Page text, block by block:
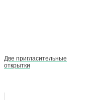
Две пригласительные
открытки